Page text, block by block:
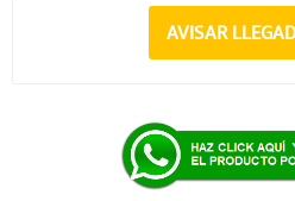
AVISAR